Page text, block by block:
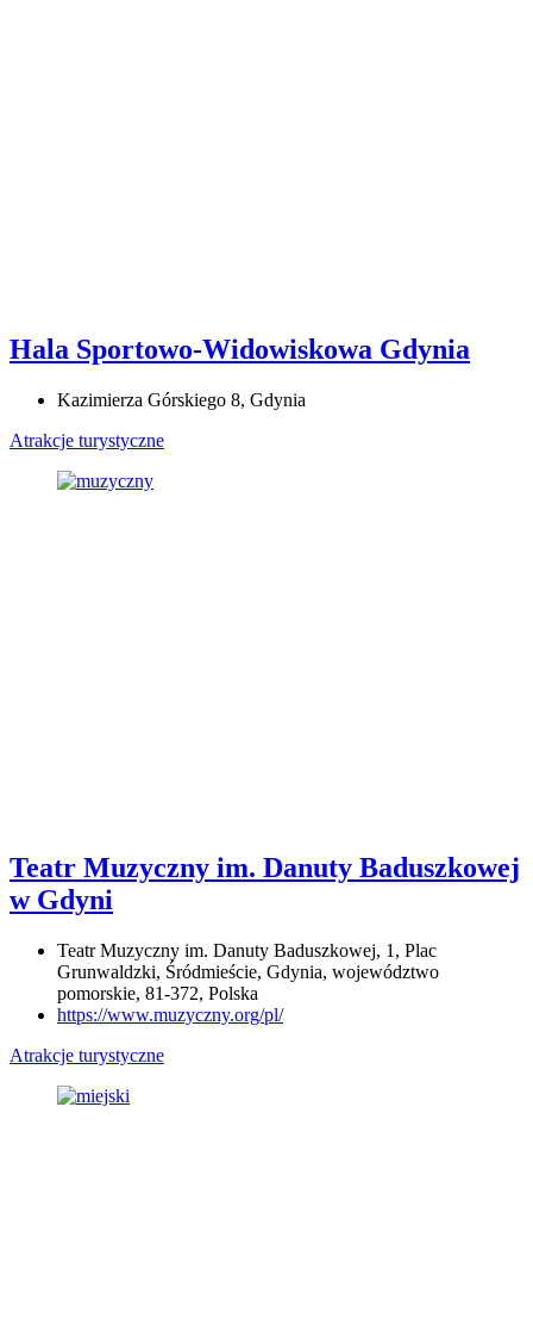
Hala Sportowo-Widowiskowa Gdynia
Kazimierza Górskiego 8, Gdynia
Atrakcje turystyczne
Teatr Muzyczny im. Danuty Baduszkowej
w Gdyni
Teatr Muzyczny im. Danuty Baduszkowej, 1, Plac
Grunwaldzki, Śródmieście, Gdynia, województwo
pomorskie, 81-372, Polska
https://www.muzyczny.org/pl/
Atrakcje turystyczne